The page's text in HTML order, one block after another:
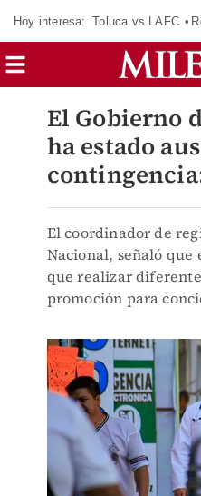
Hoy interesa: Toluca vs LAFC
El Gobierno
ha estado
El coordinador de
Nacional, señaló
que realizar
promoción para